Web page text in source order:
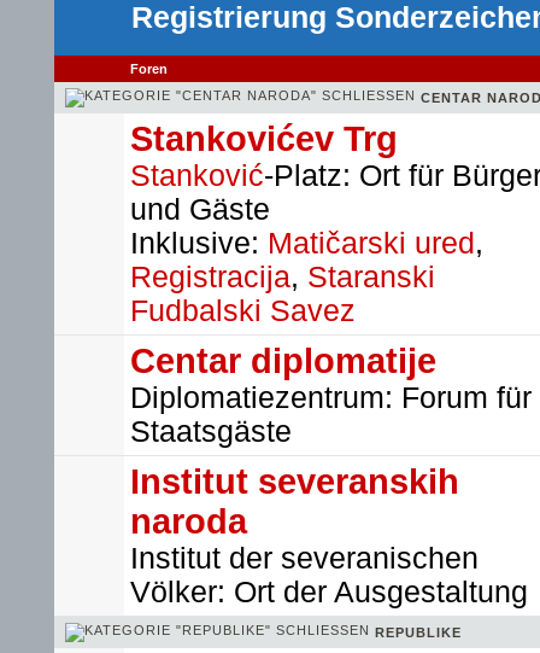
Registrierung
Foren
CENTAR
Stankovićev Trg
Stanković-Platz: Ort für
und Gäste
Inklusive: Matičarski ured ,
Registracija, Staranski
Fudbalski Savez
Centar diplomatije
Diplomatiezentrum: Forum für
Staatsgäste
Institut severanskih
naroda
Institut der severanischen
Völker: Ort der Ausgestaltung
REPUBLIKE